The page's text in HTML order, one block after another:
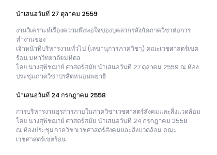
นำเสนอวันที่ 27 ตุลาคม 2559
งานวิเคราะห์เรื่องความพึงพอใจของบุคลากรสังกัดภาควิชาต่อการ
ทำงานของ
เจ้าหน้าที่บริหารงานทั่วไป (เลขานุการภาควิชา) คณะเวชศาสตร์เขต
ร้อน มหาวิทยาลัยมหิดล
โดย นางสุพิชฌาย์ ศาสตร์สมัย นำเสนอวันที่ 27 ตุลาคม 2559 ณ ห้อง
ประชุมภาควิชาปรสิตหนอนพยาธิ
นำเสนอวันที่ 24 กรกฎาคม 2558
การบริหารงานธุรการภายในภาควิชาเวชศาสตร์สังคมและสิ่งแวดล้อม
โดย นางสุพิชฌาย์ ศาสตร์สมัย นำเสนอวันที่ 24 กรกฎาคม 2558
ณ ห้องประชุมภาควิชาเวชศาสตร์สังคมและสิ่งแวดล้อม คณะ
เวชศาสตร์เขตร้อน